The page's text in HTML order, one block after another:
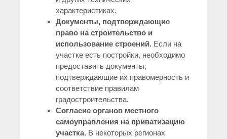
характеристиках.
Документы, подтверждающие
право на строительство и
использование строений. Если на
участке есть постройки, необходимо
предоставить документы,
подтверждающие их правомерность и
соответствие правилам
градостроительства.
Согласие органов местного
самоуправления на приватизацию
участка. В некоторых регионах